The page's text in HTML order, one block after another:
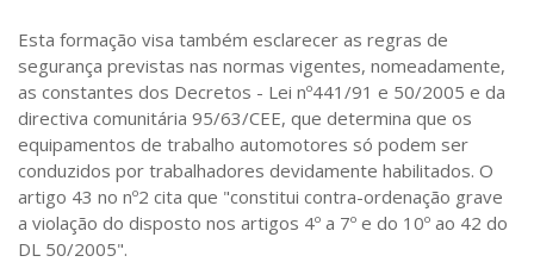
Esta formação visa também esclarecer as regras de
segurança previstas nas normas vigentes, nomeadamente,
as constantes dos Decretos - Lei nº441/91 e 50/2005 e da
directiva comunitária 95/63/CEE, que determina que os
equipamentos de trabalho automotores só podem ser
conduzidos por trabalhadores devidamente habilitados. O
artigo 43 no nº2 cita que "constitui contra-ordenação grave
a violação do disposto nos artigos 4º a 7º e do 10º ao 42 do
DL 50/2005".